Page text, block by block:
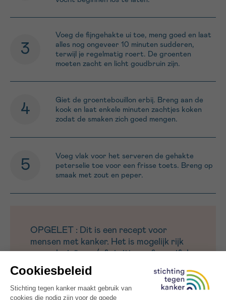
Voeg de fijngehakte ui toe, meng goed en laat
alles nog ongeveer 10 minuten sudderen,
terwijl je regelmatig roert. De groenten
moeten zacht en licht goudbruin zijn.
Giet de groentebouillon erbij. Breng aan de
kook en laat enkele minuten zachtjes koken
zodat de smaken zich goed mengen.
Voeg vlak voor het serveren de gehakte
peterselie toe voor een frisse toets. Breng op
smaak met zout en peper.
OPGELET : Dit is een recept voor
mensen met kanker. Het is mogelijk rijk
aan calorieën en/of eiwitten, of specifiek
uitgewerkt voor bepaalde klachten
(minder eetlust, misselijkheid,
smaakwijziging, vermoeidheid).